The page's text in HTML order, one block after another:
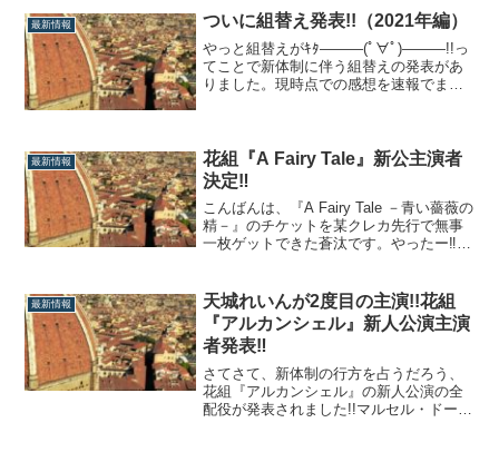
株式会社といえば、長く宝塚を支えるス
ポンサーの一つで、現在は宙組トップス
ターの真風涼帆が初代イメキャラを担当
し...
最新情報 ついに組替え発表!!（2021年編）
やっと組替えがｷﾀ―――(ﾟ∀ﾟ)―――!!っ
てことで新体制に伴う組替えの発表があ
りました。現時点での感想を速報でまと
ね案件というもの。・朝美絢と綾凰華の
間に降れる人が実質和希そらしか...
最新情報
花組『A Fairy Tale』新公主演者
決定‼
こんばんは、『A Fairy Tale －青い薔薇の
精－』のチケットを某クレカ先行で無事
一枚ゲットできた蒼汰です。やったー‼こ
さんが某星組子会に入っているため星組
除く）なんだかんだチケット先行もバカ
にできないですよね。という...
最新情報
天城れいんが2度目の主演!!花組
『アルカンシェル』新人公演主演
者発表‼︎
さてさて、新体制の行方を占うだろう、
花組『アルカンシェル』の新人公演の全
配役が発表されました!!マルセル・ドーラ